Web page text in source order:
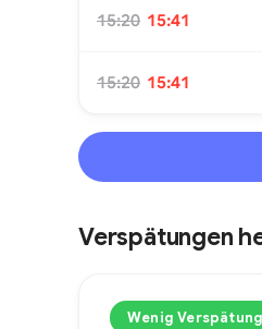
15:20 15:41
15:20 15:41
Verspätungen
Wenig